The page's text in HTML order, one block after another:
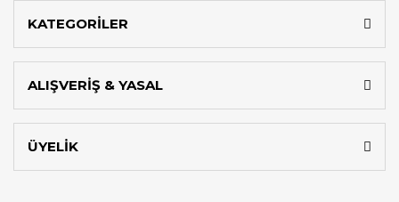
KATEGORİLER
ALIŞVERİŞ & YASAL
ÜYELİK